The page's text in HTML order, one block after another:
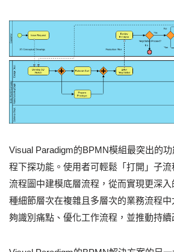
Visual Paradigm的BPMN模組最突出的
程下探功能。使用者可輕鬆「打開」子
流程圖中建模底層流程，從而實現更深
種細節層次在複雜且多層次的業務流程
夠識別痛點、優化工作流程，並推動持續